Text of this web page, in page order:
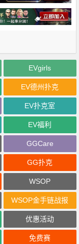
EVgirls
EV德州扑克
EV扑克室
EV福利
GGCare
GG扑克
WSOP
WSOP金手链战报
优惠活动
免费赛